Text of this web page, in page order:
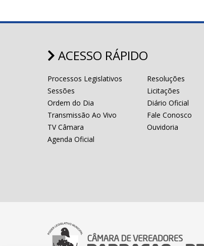
ACESSO RÁPIDO
Processos Legislativos
Sessões
Ordem do Dia
Transmissão Ao Vivo
TV Câmara
Agenda Oficial
Resoluções
Licitações
Diário Oficial
Fale Conosco
Ouvidoria